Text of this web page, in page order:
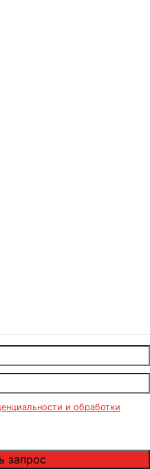
и обработки